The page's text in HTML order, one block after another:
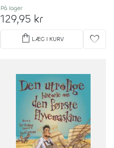
På lager
129,95 kr
shopping_bag LÆG I KURV favorite